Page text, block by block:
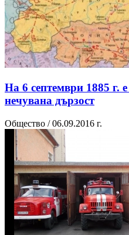
На 6 септември 1885 г.
нечувана дързост
Общество / 06.09.2016 г.